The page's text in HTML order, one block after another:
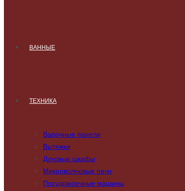
ВАННЫЕ
ТЕХНИКА
Варочные панели
Вытяжки
Духовые шкафы
Микроволновые печи
Посудомоечные машины